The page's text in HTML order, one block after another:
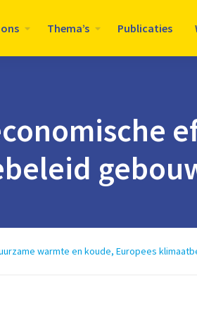
Thema’s Publicaties
warmte en koude, Europees